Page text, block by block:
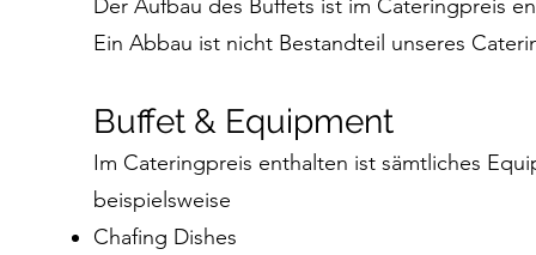
Der Aufbau des Buffets ist im Cateringpreis
Ein Abbau ist nicht Bestandteil unseres
Buffet & Equipment
Im Cateringpreis enthalten ist sämtliches
beispielsweise
Chafing Dishes